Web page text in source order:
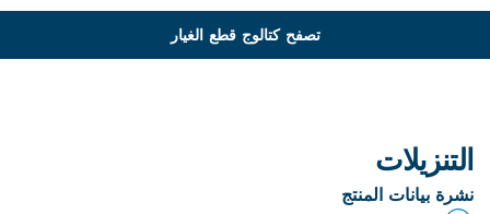
تصفح كتالوج قطع الغيار
التنزيلات
نشرة بيانات المنتج